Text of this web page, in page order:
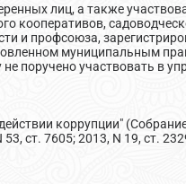
лиц, а также
и профсоюза,
муниципальным
поручено участвовать в
коррупции"
ст. 7605; 2013, N 19, ст.